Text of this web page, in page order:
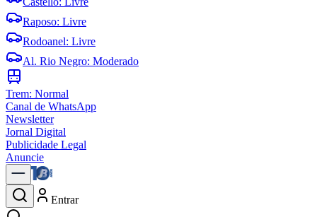
Raposo: Livre
Rodoanel: Livre
Al. Rio Negro: Moderado
Trem: Normal
Canal de WhatsApp
Newsletter
Jornal Digital
Publicidade Legal
Anuncie
Entrar